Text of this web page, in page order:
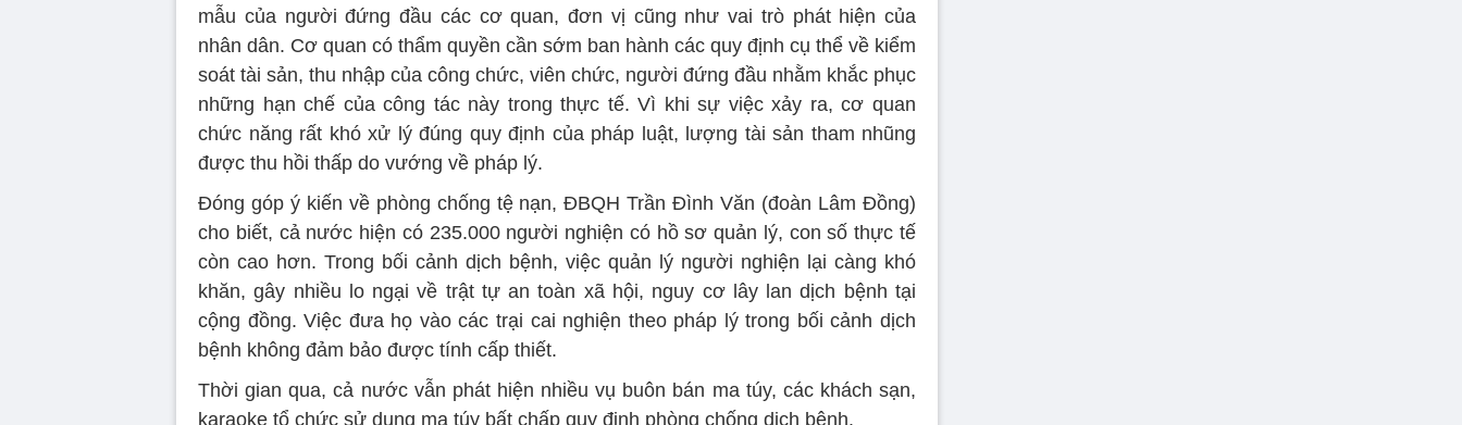
mẫu của người đứng đầu các cơ quan, đơn vị cũng như vai trò phát hiện của
nhân dân. Cơ quan có thẩm quyền cần sớm ban hành các quy định cụ thể về kiểm
soát tài sản, thu nhập của công chức, viên chức, người đứng đầu nhằm khắc phục
những hạn chế của công tác này trong thực tế. Vì khi sự việc xảy ra, cơ quan
chức năng rất khó xử lý đúng quy định của pháp luật, lượng tài sản tham nhũng
được thu hồi thấp do vướng về pháp lý.
Đóng góp ý kiến về phòng chống tệ nạn, ĐBQH Trần Đình Văn (đoàn Lâm Đồng)
cho biết, cả nước hiện có 235.000 người nghiện có hồ sơ quản lý, con số thực tế
còn cao hơn. Trong bối cảnh dịch bệnh, việc quản lý người nghiện lại càng khó
khăn, gây nhiều lo ngại về trật tự an toàn xã hội, nguy cơ lây lan dịch bệnh tại
cộng đồng. Việc đưa họ vào các trại cai nghiện theo pháp lý trong bối cảnh dịch
bệnh không đảm bảo được tính cấp thiết.
Thời gian qua, cả nước vẫn phát hiện nhiều vụ buôn bán ma túy, các khách sạn,
karaoke tổ chức sử dụng ma túy bất chấp quy định phòng chống dịch bệnh.